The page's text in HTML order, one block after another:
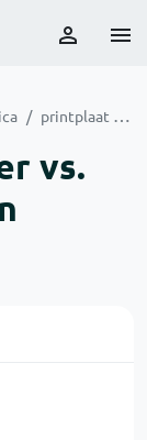
printplaat hardpapier vs. epoxy voor-/nadelen
vs.